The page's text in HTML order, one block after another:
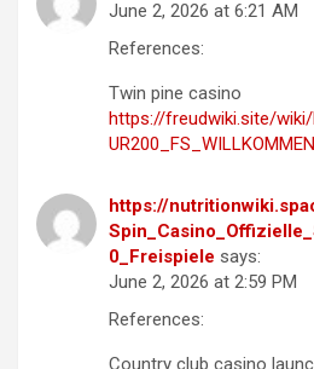
June 2, 2026 at 6:21 AM
References:
Twin pine casino
https://freudwiki.site/
https://
0_Freispiele says:
June 2, 2026 at 2:59 PM
References:
Country club casino